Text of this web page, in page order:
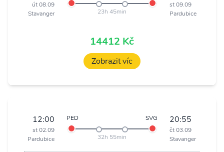
út 08.09
Stavanger
23h 45min
st 09.09
Pardubice
14412 Kč
Zobrazit víc
12:00
st 02.09
Pardubice
PED SVG
32h 55min
20:55
čt 03.09
Stavanger